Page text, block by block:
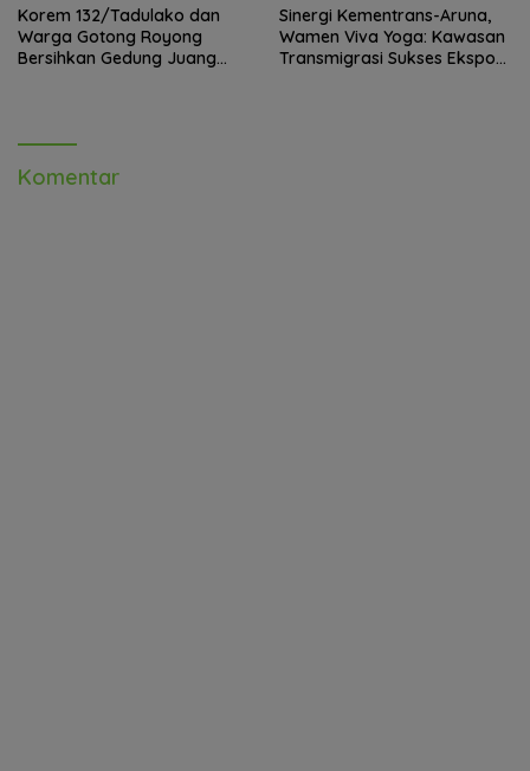
Korem 132/Tadulako dan
Warga Gotong Royong
Bersihkan Gedung Juang
Sinergi Kementrans-Aruna,
Wamen Viva Yoga: Kawasan
Transmigrasi Sukses Ekspor
Komentar